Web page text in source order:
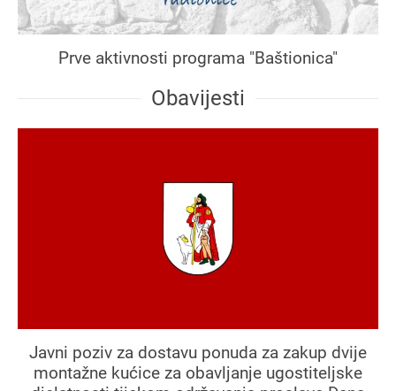
Prve aktivnosti programa "Baštionica"
Obavijesti
Javni poziv za dostavu ponuda za zakup dvije
montažne kućice za obavljanje ugostiteljske